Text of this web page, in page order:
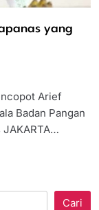
yang
Arief
Badan Pangan
JAKARTA…
Cari